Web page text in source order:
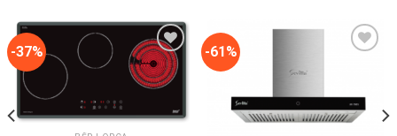
-37%
wishlist
-61%
Add to
wishlist